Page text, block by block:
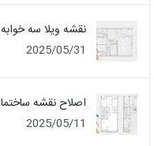
نقشه ویلا سه
2025/05/31
اصلاح نقشه
2025/05/11